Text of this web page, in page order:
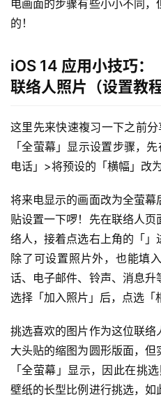
电画面的步骤有些小小不同
的！
iOS 14 应用小技巧：
联络人照片（设置教程
这里先来快速複习一下之前
「全萤幕」显示设置步骤，
电话」>将预设的「横幅」改
将来电显示的画面改为全萤
贴设置一下啰！先在联络人
络人，接着点选右上角的「
除了可设置照片外，也能填
话、电子邮件、铃声、消息
选择「加入照片」后，点选「
挑选喜欢的图片作为这位联
大头贴的缩图为圆形版面，
「全萤幕」显示，因此在挑
壁纸的长型比例进行挑选，